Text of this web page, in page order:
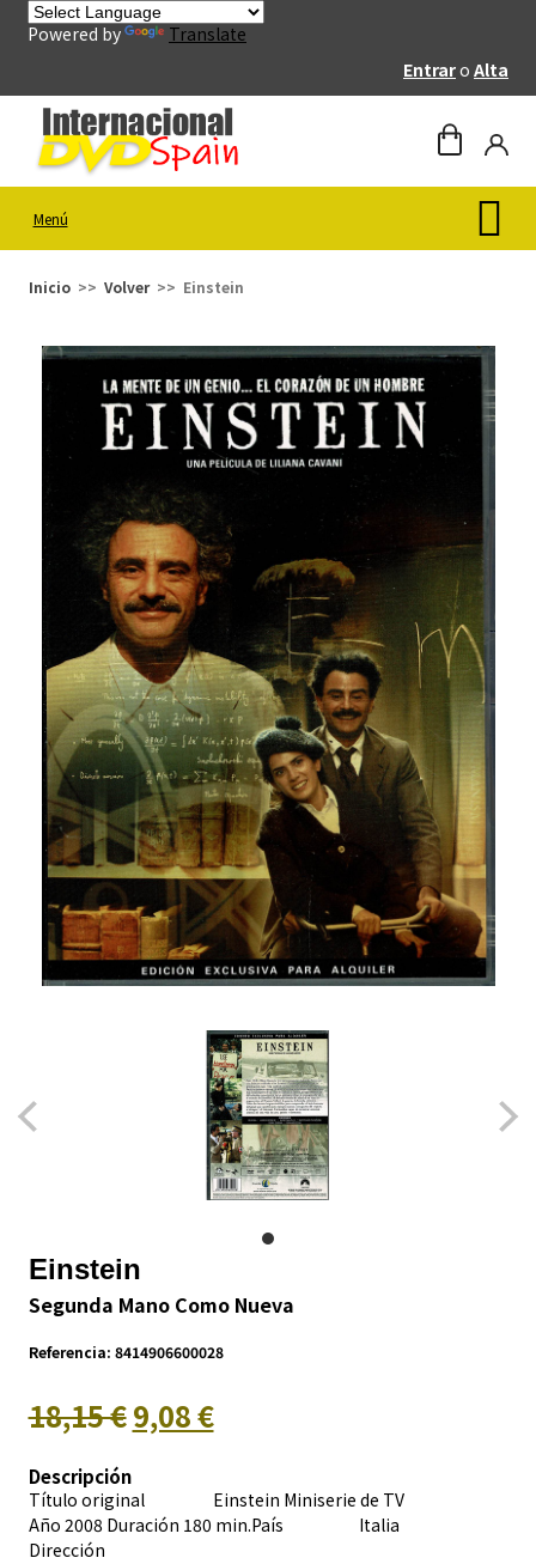
Powered by
Translate
Entraro Alta
Menú
Inicio Volver Einstein
Einstein
Segunda Mano Como Nueva
Referencia: 8414906600028
18,15 €9,08 €
Descripción
Título original Einstein Miniserie de TV
Año 2008 Duración 180 min.País
Italia
Dirección